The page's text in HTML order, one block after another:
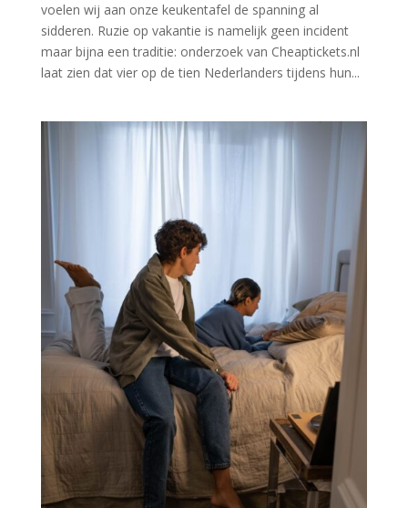
voelen wij aan onze keukentafel de spanning al
sidderen. Ruzie op vakantie is namelijk geen incident
maar bijna een traditie: onderzoek van Cheaptickets.nl
laat zien dat vier op de tien Nederlanders tijdens hun...